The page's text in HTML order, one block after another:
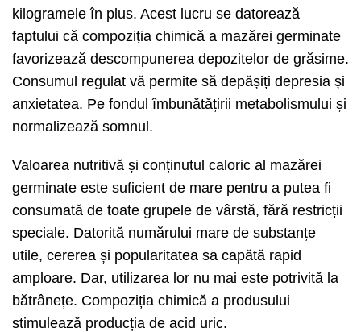
kilogramele în plus. Acest lucru se datorează
faptului că compoziția chimică a mazărei germinate
favorizează descompunerea depozitelor de grăsime.
Consumul regulat vă permite să depășiți depresia și
anxietatea. Pe fondul îmbunătățirii metabolismului și
normalizează somnul.
Valoarea nutritivă și conținutul caloric al mazărei
germinate este suficient de mare pentru a putea fi
consumată de toate grupele de vârstă, fără restricții
speciale. Datorită numărului mare de substanțe
utile, cererea și popularitatea sa capătă rapid
amploare. Dar, utilizarea lor nu mai este potrivită la
bătrânețe. Compoziția chimică a produsului
stimulează producția de acid uric.